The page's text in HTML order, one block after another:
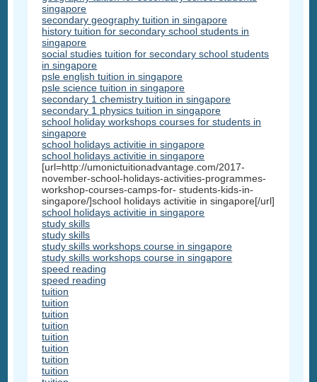
singapore
secondary geography tuition in singapore
history tuition for secondary school students in
singapore
social studies tuition for secondary school students
in singapore
psle english tuition in singapore
psle science tuition in singapore
secondary 1 chemistry tuition in singapore
secondary 1 physics tuition in singapore
school holiday workshops courses for students in
singapore
school holidays activitie in singapore
school holidays activitie in singapore
[url=http://umonictuitionadvantage.com/2017-
november-school-holidays-activities-programmes-
workshop-courses-camps-for- students-kids-in-
singapore/]school holidays activitie in singapore[/url]
school holidays activitie in singapore
study skills
study skills
study skills workshops course in singapore
study skills workshops course in singapore
speed reading
speed reading
tuition
tuition
tuition
tuition
tuition
tuition
tuition
tuition